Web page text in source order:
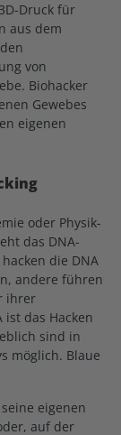
Druck für
aus dem
von
Biohacker
Gewebes
eigenen
oder Physik-
das DNA-
die DNA
andere führen
ihrer
das Hacken
sind in
möglich. Blaue
eigenen
auf der